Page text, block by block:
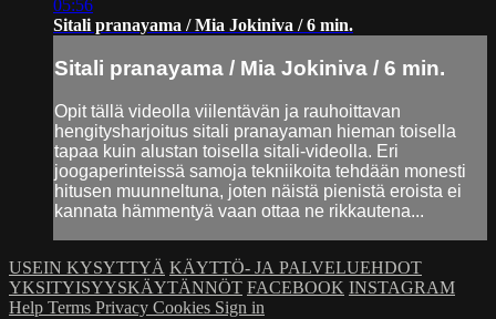
05:56
Sitali pranayama / Mia Jokiniva / 6 min.
Sitali pranayama / Mia Jokiniva / 6 min.
Opit tällä videolla viilentävän ja rauhoittavan
hengitysharjoitus sitali pranayaman hieman toisella
tapaa kuin alustan toisella sitali-videolla. Eri
joogaperinteissä samoja tekniikoita tehdään monesti
hitusen muunneltuna, joten näistä pienistä eroista ei
kannata hämmentyä vaan ottaa ne rikkautena...
USEIN KYSYTTYÄ KÄYTTÖ- JA PALVELUEHDOT
YKSITYISYYSKÄYTÄNNÖT FACEBOOK INSTAGRAM
Help Terms Privacy Cookies Sign in